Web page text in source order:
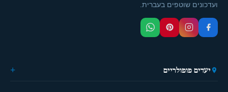
ועדכונים שוטפים בעברית.
יעדים פופולריים